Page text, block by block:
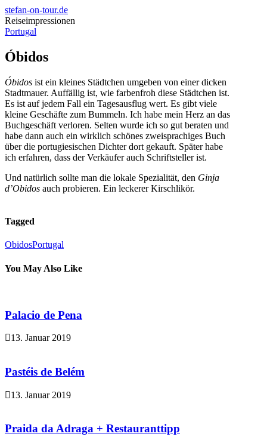
stefan-on-tour.de
Reiseimpressionen
Portugal
Óbidos
Óbidos ist ein kleines Städtchen umgeben von einer dicken
Stadtmauer. Auffällig ist, wie farbenfroh diese Städtchen ist.
Es ist auf jedem Fall ein Tagesausflug wert. Es gibt viele
kleine Geschäfte zum Bummeln. Ich habe mein Herz an das
Buchgeschäft verloren. Selten wurde ich so gut beraten und
habe dann auch ein wirklich schönes zweisprachiges Buch
über die portugiesischen Dichter dort gekauft. Später habe
ich erfahren, dass der Verkäufer auch Schriftsteller ist.
Und natürlich sollte man die lokale Spezialität, den Ginja
d’Obidos auch probieren. Ein leckerer Kirschlikör.
Tagged
ObidosPortugal
You May Also Like
Palacio de Pena
13. Januar 2019
Pastéis de Belém
13. Januar 2019
Praida da Adraga + Restauranttipp